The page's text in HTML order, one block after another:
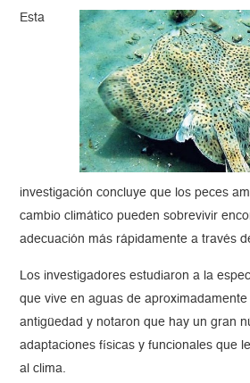
Esta
investigación concluye que los peces
cambio climático pueden sobrevivir
adecuación más rápidamente a través
Los investigadores estudiaron a la
que vive en aguas de
antigüedad y notaron que hay un gran
adaptaciones físicas y funcionales que
al clima.